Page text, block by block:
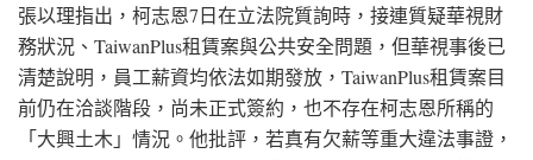
張以理指出，柯志恩7日在立法院質詢時，接連質疑華視財
務狀況、TaiwanPlus租賃案與公共安全問題，但華視事後已
清楚說明，員工薪資均依法如期發放，TaiwanPlus租賃案目
前仍在洽談階段，尚未正式簽約，也不存在柯志恩所稱的
「大興土木」情況。他批評，若真有欠薪等重大違法事證，